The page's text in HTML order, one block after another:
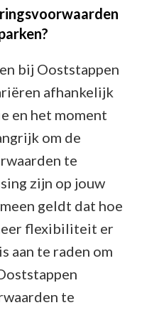
bij Ooststappen
afhankelijk
en het moment
om de
te
zijn op jouw
geldt dat hoe
flexibiliteit er
aan te raden om
te